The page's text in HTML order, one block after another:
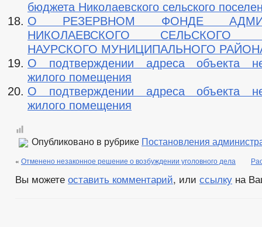
бюджета Николаевского сельского
О РЕЗЕРВНОМ ФОНДЕ
НИКОЛАЕВСКОГО СЕЛЬСКОГО
НАУРСКОГО МУНИЦИПАЛЬНОГО
О подтверждении адреса объекта
жилого помещения
О подтверждении адреса объекта
жилого помещения
Опубликовано в рубрике Постановления
« Отменено незаконное решение о возбуждении уголовного дела
Вы можете оставить комментарий, или ссылку на